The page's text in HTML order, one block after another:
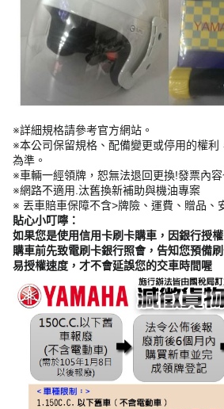
※詳細規格請參考官方網站。
※本公司保留規格、配備變更或停用的權利
為準。
※車輛一經領牌，恕無法退回更換!發票內容
※網路不適用.汰舊換新補助與機油專案
※ 丟車賠車保障不含>牌險、運費、贈品、
貼心小叮嚀：
如果您是使用信用卡刷卡購車，因銀行授
購車前先致電刷卡銀行照會，告知您預備
易授權速度，才不會延誤您的交車時間喔